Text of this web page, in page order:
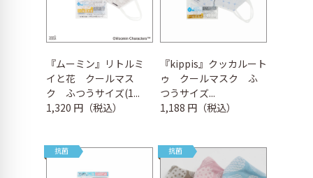
『ムーミン』リトルミ
イと花 クールマス
ク ふつうサイズ(1...
1,320 円（税込）
『kippis』クッカルート
ゥ クールマスク ふ
つうサイズ...
1,188 円（税込）
抗菌 抗菌